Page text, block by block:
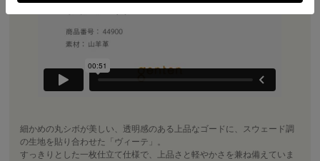
細かめの丸シボが美しい、透明感のある上品なゴードに、スウェード調
の生地を貼り合わせた「ヴィーテ」。
すっきりとした一枚仕立て仕様で、上品さと軽やかさを兼ね備えていま